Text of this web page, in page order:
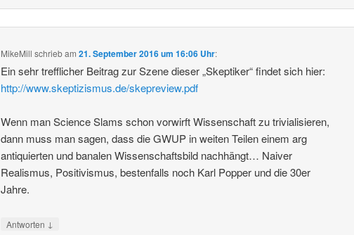
MikeMill schriebam21. September 2016 um 16:06 Uhr:
Ein sehr trefflicher Beitrag zur Szene dieser „Skeptiker“ findet sich hier:
http://www.skeptizismus.de/skepreview.pdf
Wenn man Science Slams schon vorwirft Wissenschaft zu trivialisieren,
dann muss man sagen, dass die GWUP in weiten Teilen einem arg
antiquierten und banalen Wissenschaftsbild nachhängt… Naiver
Realismus, Positivismus, bestenfalls noch Karl Popper und die 30er
Jahre.
Antworten ↓